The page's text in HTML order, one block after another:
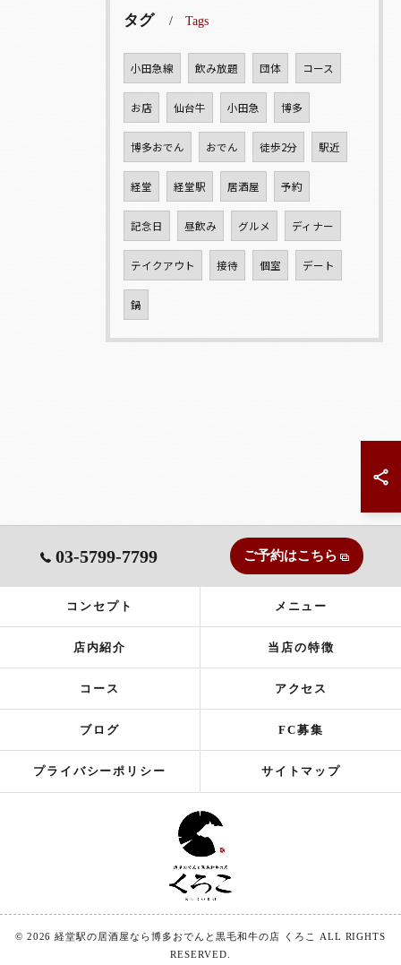
タグ Tags
小田急線 飲み放題 団体 コース
お店 仙台牛 小田急 博多
博多おでん おでん 徒歩2分 駅近
経堂 経堂駅 居酒屋 予約
記念日 昼飲み グルメ ディナー
テイクアウト 接待 個室 デート
鍋
03-5799-7799 ご予約はこちら
コンセプト メニュー
店内紹介 当店の特徴
コース アクセス
ブログ FC募集
プライバシーポリシー サイトマップ
© 2026 経堂駅の居酒屋なら博多おでんと黒毛和牛の店 くろこ ALL RIGHTS
RESERVED.